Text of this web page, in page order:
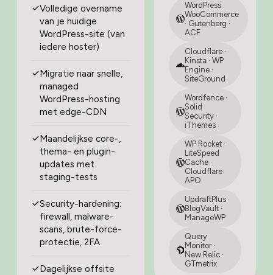
Volledige overname
van je huidige
WordPress-site (van
iedere hoster)
Migratie naar snelle,
managed
WordPress-hosting
met edge-CDN
Maandelijkse core-,
thema- en plugin-
updates met
staging-tests
Security-hardening:
firewall, malware-
scans, brute-force-
protectie, 2FA
Dagelijkse offsite
WordPress ·
WooCommerce
· Gutenberg ·
ACF
Cloudflare ·
Kinsta · WP
Engine ·
SiteGround
Wordfence ·
Solid
Security ·
iThemes
WP Rocket ·
LiteSpeed
Cache ·
Cloudflare
APO
UpdraftPlus ·
BlogVault ·
ManageWP
Query
Monitor ·
New Relic ·
GTmetrix